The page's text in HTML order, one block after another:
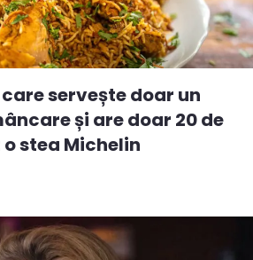
servește doar un
și are doar 20 de
stea Michelin